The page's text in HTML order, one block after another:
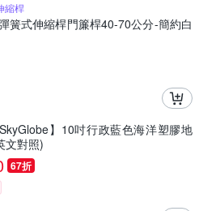
縮桿
簧式伸縮桿門簾桿40-70公分-簡約白
SkyGlobe】10吋行政藍色海洋塑膠地
文對照)
67折